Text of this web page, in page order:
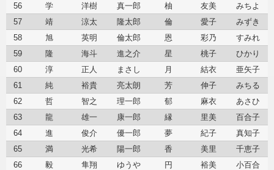
56
学 洋樹 真一郎 柚 友美
みちよ
57
靖 涼太 隆太郎 倫 愛子
みずき
58
旭 英明 倫太郎 恩 彩乃
すみれ
59
隆 海斗 進之介 星 桃子
ひかり
60
淳 正人 まさし 月 結衣
亜矢子
61
純 裕貴 亮太朗 芳 伸子
みちる
62
哲 智之 理一郎 郁 麻衣
あさひ
63
龍 雄一 康一郎 縁 里美
百合子
64
進 俊介 優一郎 夢 紀子
真知子
65
満 光希 陽一郎 香 美里
千恵子
66
毅 隼翔 ゆうや 円 裕美
小百合